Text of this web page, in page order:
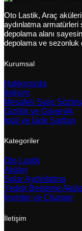
Oto Lastik, Araç
aydınlatma armatürleri
depolama alanı
depolama ve sezonluk
Kurumsal
Hakkımızda
İletişim
Mesafeli Satış
Gizlilik ve Güvenlik
İptal ve İade Şartları
Kategoriler
Oto Lastik
Aküler
Solar Aydınlatma
Yedek Besleme
İnverter ve Charger
İletişim